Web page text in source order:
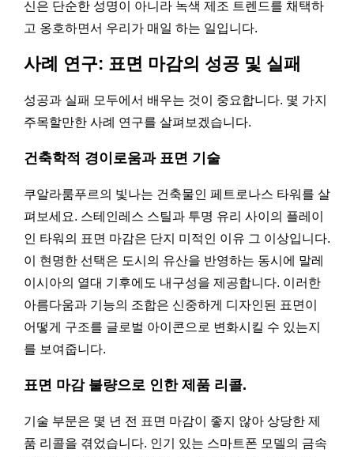
신은 단순한 성명이 아니라 녹색 제조 트렌드를 채택하
고 옹호하면서 우리가 매일 하는 일입니다.
사례 연구: 표면 마감의 성공 및 실패
성공과 실패 모두에서 배우는 것이 중요합니다. 몇 가지
주목할만한 사례 연구를 살펴보겠습니다.
건축학적 경이로움과 표면 기술
쿠알라룸푸르의 빛나는 건축물인 페트로나스 타워를 살
펴보세요. 스테인레스 스틸과 투명 유리 사이의 플레이
인 타워의 표면 마감은 단지 미적인 이유 그 이상입니다.
이 현명한 선택은 도시의 유산을 반영하는 동시에 말레
이시아의 열대 기후에도 내구성을 제공합니다. 이러한
아름다움과 기능의 조합은 신중하게 디자인된 표면이
어떻게 구조를 글로벌 아이콘으로 변화시킬 수 있는지
를 보여줍니다.
표면 마감 불량으로 인한 제품 리콜.
기술 부문은 몇 년 전 표면 마감이 좋지 않아 상당한 제
품 리콜을 겪었습니다. 인기 있는 스마트폰 모델의 금속